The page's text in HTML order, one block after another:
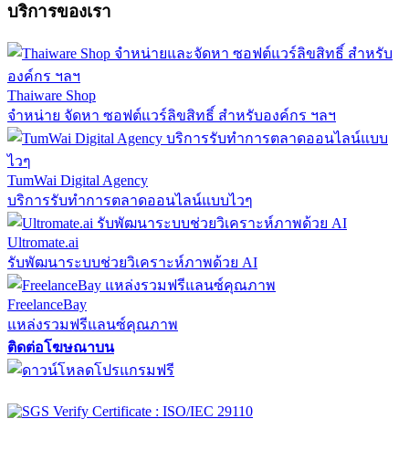
บริการของเรา
Thaiware Shop
จำหน่าย จัดหา ซอฟต์แวร์ลิขสิทธิ์ สำหรับองค์กร ฯลฯ
TumWai Digital Agency
บริการรับทำการตลาดออนไลน์แบบไวๆ
Ultromate.ai
รับพัฒนาระบบช่วยวิเคราะห์ภาพด้วย AI
FreelanceBay
แหล่งรวมฟรีแลนซ์คุณภาพ
ติดต่อโฆษณาบน